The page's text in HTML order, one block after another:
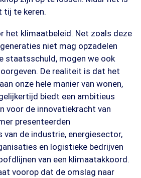
tij te keren.
het klimaatbeleid. Net zoals deze
niet mag opzadelen
staatsschuld, mogen we ook
De realiteit is dat het
onze hele manier van wonen,
biedt een ambitieus
voor de innovatiekracht van
presenteerden
de industrie, energiesector,
en logistieke bedrijven
van een klimaatakkoord.
voorop dat de omslag naar